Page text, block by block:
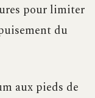
pour limiter
du
aux pieds de